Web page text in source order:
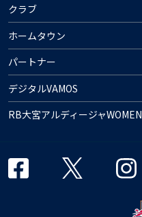
クラブ
ホームタウン
パートナー
デジタルVAMOS
RB大宮アルディージャWOMEN